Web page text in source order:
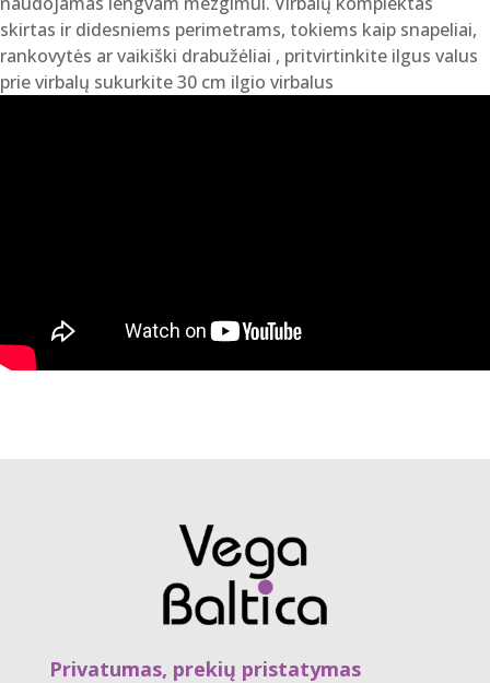
skirtas ir didesniems perimetrams, tokiems kaip snapeliai,
rankovytės ar vaikiški drabužėliai , pritvirtinkite ilgus valus
prie virbalų sukurkite 30 cm ilgio virbalus
Privatumas, prekių pristatymas